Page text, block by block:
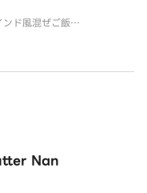
ド風混ぜご飯
Nan